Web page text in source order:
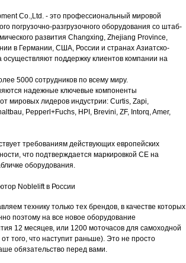
Co.,Ltd. - это профессиональный мировой
погрузочно-разгрузочного оборудования со штаб-
развития Changxing, Zhejiang Province,
в Германии, США, России и странах Азиатско-
осуществляют поддержку клиентов компании на
5000 сотрудников по всему миру.
надежные ключевые компоненты
мировых лидеров индустрии: Curtis, Zapi,
Pepperl+Fuchs, HPI, Brevini, ZF, Intorq, Amer,
требованиям действующих европейских
что подтверждается маркировкой СЕ на
оборудования.
Noblelift в России
технику только тех брендов, в качестве которых
поэтому на все новое оборудование
12 месяцев, или 1200 моточасов для самоходной
того, что наступит раньше). Это не просто
обязательство перед вами.